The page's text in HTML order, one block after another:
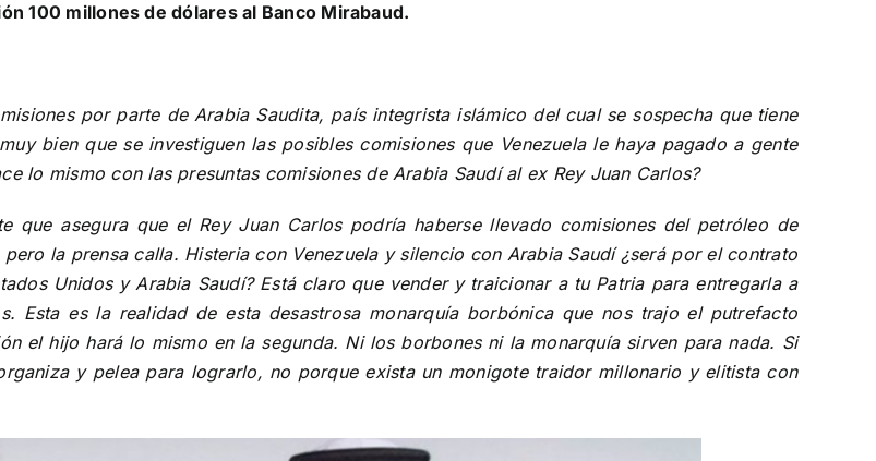
100 millones de dólares al Banco Mirabaud.
por parte de Arabia Saudita, país integrista islámico del cual se sospecha que tiene
bien que se investiguen las posibles comisiones que Venezuela le haya pagado a gente
lo mismo con las presuntas comisiones de Arabia Saudí al ex Rey Juan Carlos?
que asegura que el Rey Juan Carlos podría haberse llevado comisiones del petróleo de
la prensa calla. Histeria con Venezuela y silencio con Arabia Saudí ¿será por el contrato
Unidos y Arabia Saudí? Está claro que vender y traicionar a tu Patria para entregarla a
Esta es la realidad de esta desastrosa monarquía borbónica que nos trajo el putrefacto
el hijo hará lo mismo en la segunda. Ni los borbones ni la monarquía sirven para nada. Si
y pelea para lograrlo, no porque exista un monigote traidor millonario y elitista con